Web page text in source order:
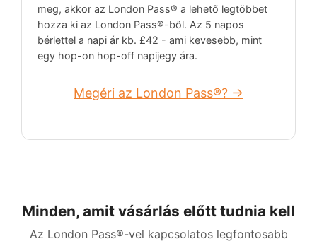
meg, akkor az London Pass® a lehető legtöbbet
hozza ki az London Pass®-ből. Az 5 napos
bérlettel a napi ár kb. £42 - ami kevesebb, mint
egy hop-on hop-off napijegy ára.
Megéri az London Pass®? →
Minden, amit vásárlás előtt tudnia kell
Az London Pass®-vel kapcsolatos legfontosabb